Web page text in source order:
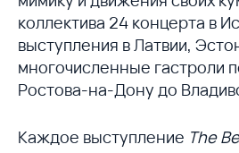
коллектива 24 концерта в
выступления в Латвии,
многочисленные гастроли
Ростова-на-Дону до
Каждое выступление The